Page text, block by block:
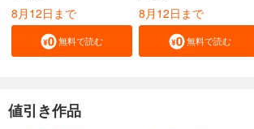
8月12日まで
無料で読む
8月12日まで
無料で読む
値引き作品